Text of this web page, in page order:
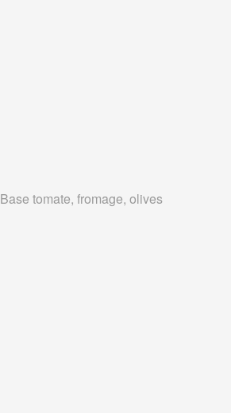
Base tomate, fromage, olives